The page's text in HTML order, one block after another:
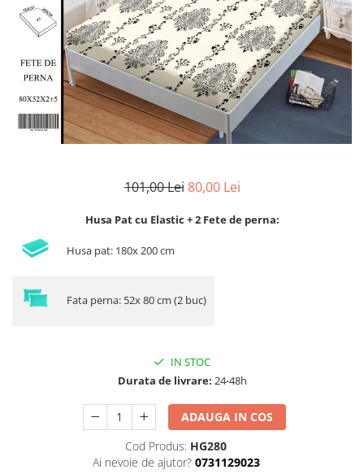
Lenjerii de pat Bumbac 100%
Lenjerii de pat Cocolino
Lenjerii de pat Finet + 2 Draperii
Lenjerii de pat Saten 4 piese cu
elastic
101,00 Lei 80,00 Lei
Husa Pat cu Elastic + 2 Fete de perna:
Husa pat: 180x 200 cm
Fata perna: 52x 80 cm (2 buc)
IN STOC
Durata de livrare: 24-48h
ADAUGA IN COS
Cod Produs: HG280
Ai nevoie de ajutor? 0731129023